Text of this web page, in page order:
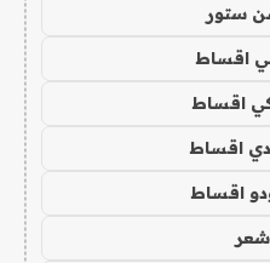
ستور
اقساط
اقساط
اقساط
اقساط
شعر